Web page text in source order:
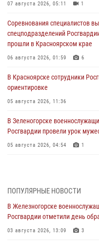
07 августа 2026, 05:11 1
Соревнования специалистов
спецподразделений
прошли в Красноярском крае
06 августа 2026, 01:59 6
В Красноярске сотрудники
ориентировке
05 августа 2026, 11:36
В Зеленогорске
Росгвардии провели урок
05 августа 2026, 04:54 1
05 августа 2026, 04:52 1
В Красноярске сотрудники
задержали подозреваемого в
04 августа 2026, 09:57
ПОПУЛЯРНЫЕ НОВОСТИ
В Железногорске
Росгвардии отметили день
03 августа 2026, 13:09 3